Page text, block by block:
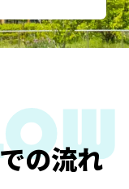
の流れ